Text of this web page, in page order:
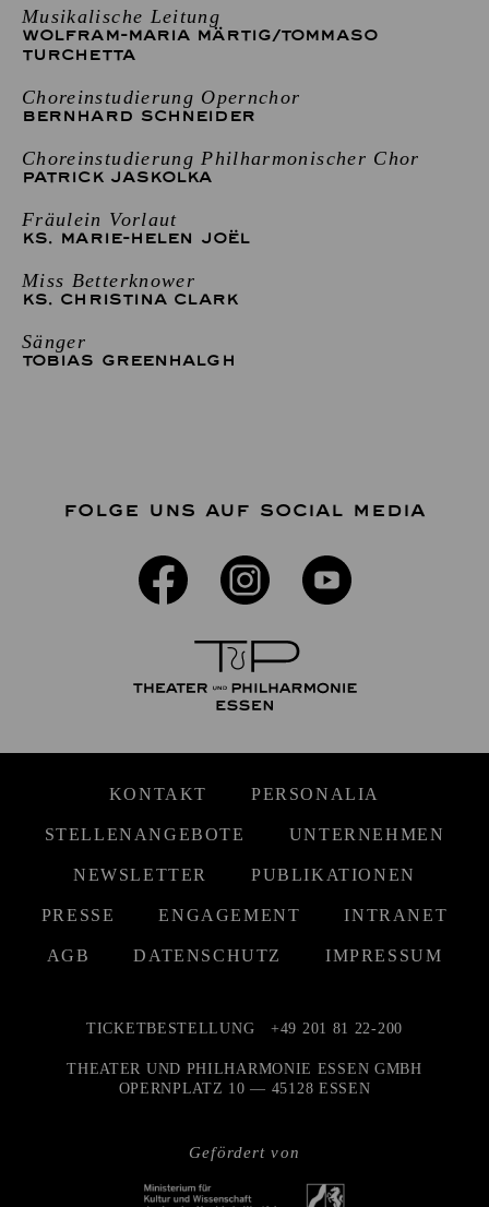
Musikalische Leitung
WOLFRAM-MARIA MÄRTIG/TOMMASO
TURCHETTA
Choreinstudierung Opernchor
BERNHARD SCHNEIDER
Choreinstudierung Philharmonischer Chor
PATRICK JASKOLKA
Fräulein Vorlaut
KS. MARIE-HELEN JOËL
Miss Betterknower
KS. CHRISTINA CLARK
Sänger
TOBIAS GREENHALGH
FOLGE UNS AUF SOCIAL MEDIA
KONTAKT PERSONALIA
STELLENANGEBOTE UNTERNEHMEN
NEWSLETTER PUBLIKATIONEN
PRESSE ENGAGEMENT INTRANET
AGB DATENSCHUTZ IMPRESSUM
Gefördert von
TICKETBESTELLUNG +49 201 81 22-200
THEATER UND PHILHARMONIE ESSEN GMBH
OPERNPLATZ 10 — 45128 ESSEN